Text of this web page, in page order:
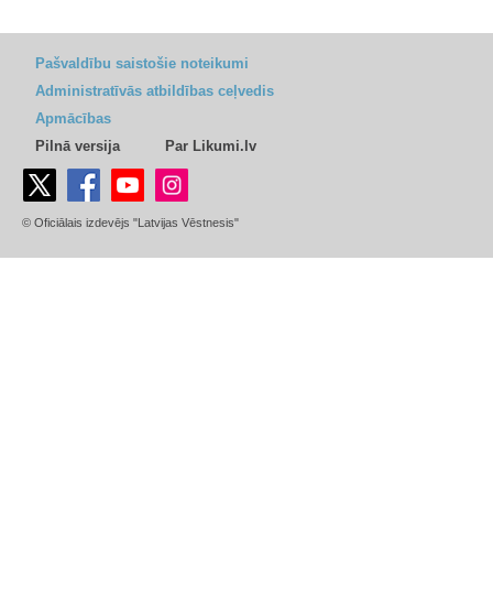
Pašvaldību saistošie noteikumi
Administratīvās atbildības ceļvedis
Apmācības
Pilnā versija
Par Likumi.lv
© Oficiālais izdevējs "Latvijas Vēstnesis"